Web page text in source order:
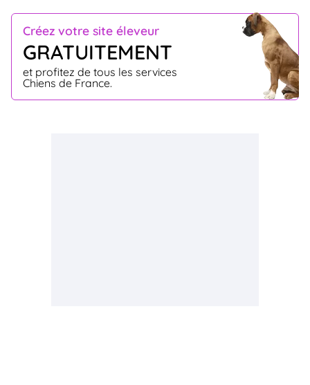
Créez votre site éleveur
GRATUITEMENT
et profitez de tous les services
Chiens de France.